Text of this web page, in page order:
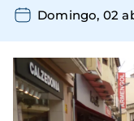
Domingo, 02